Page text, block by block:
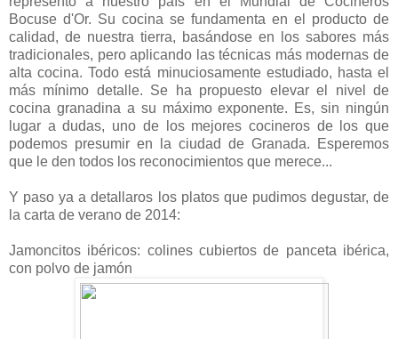
Bocuse d'Or. Su cocina se fundamenta en el producto de
calidad, de nuestra tierra, basándose en los sabores más
tradicionales, pero aplicando las técnicas más modernas de
alta cocina. Todo está minuciosamente estudiado, hasta el
más mínimo detalle. Se ha propuesto elevar el nivel de
cocina granadina a su máximo exponente. Es, sin ningún
lugar a dudas, uno de los mejores cocineros de los que
podemos presumir en la ciudad de Granada. Esperemos
que le den todos los reconocimientos que merece...
Y paso ya a detallaros los platos que pudimos degustar, de
la carta de verano de 2014:
Jamoncitos ibéricos: colines cubiertos de panceta ibérica,
con polvo de jamón